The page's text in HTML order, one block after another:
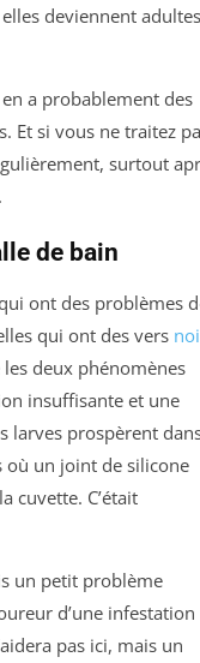
deviennent
a probablement des
Et si vous ne traitez
surtout
de bain
ont des problèmes
qui ont des vers
deux phénomènes
insuffisante et une
larves prospèrent
où un joint de silicone
cuvette. C’était
un petit problème
d’une
pas ici, mais un